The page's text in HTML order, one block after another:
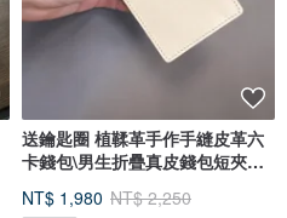
送鑰匙圈 植鞣革手作手縫皮革六
卡錢包\男生折疊真皮錢包短夾禮
NT$ 1,980 NT$ 2,250